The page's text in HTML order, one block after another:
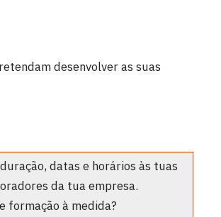
desenvolver as suas
datas e horários às tuas
da tua empresa.
formação à medida?